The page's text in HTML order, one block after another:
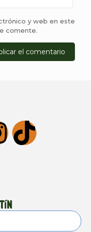
y web en este
comente.